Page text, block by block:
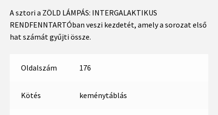
A sztori a ZÖLD LÁMPÁS: INTERGALAKTIKUS
RENDFENNTARTÓban veszi kezdetét, amely a sorozat első
hat számát gyűjti össze.
Oldalszám 176
Kötés keménytáblás